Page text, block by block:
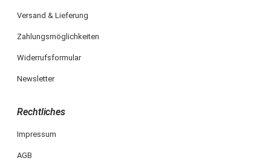
Versand & Lieferung
Zahlungsmöglichkeiten
Widerrufsformular
Newsletter
Rechtliches
Impressum
AGB